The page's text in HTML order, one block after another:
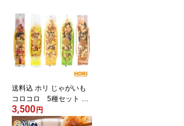
ドレッシング 玉ねぎドレ
ッシング マツコ&有吉 か
りそめ天国 ウワサのお客
様 テレビ紹介
送料込 ホリ じゃがいも
コロコロ 5種セット 塩
チーズ 行者にんにく バ
ター醤油 焼とうきび お
3,500 円